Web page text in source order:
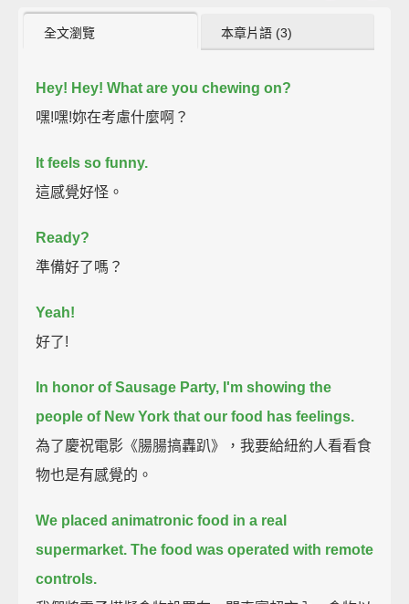
全文瀏覽 本章片語 (3)
Hey! Hey! What are you chewing on?
嘿!嘿!妳在考慮什麼啊？
It feels so funny.
這感覺好怪。
Ready?
準備好了嗎？
Yeah!
好了!
In honor of Sausage Party, I'm showing the
people of New York that our food has feelings.
為了慶祝電影《腸腸搞轟趴》，我要給紐約人看看食
物也是有感覺的。
We placed animatronic food in a real
supermarket. The food was operated with remote
controls.